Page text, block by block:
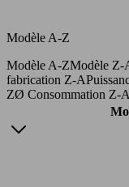
Modèle A-Z
Modèle A-ZModèle Z-
fabrication Z-A
ZØ Consommation Z-A